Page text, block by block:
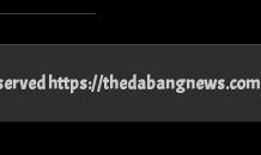
https://thedabangnews.com